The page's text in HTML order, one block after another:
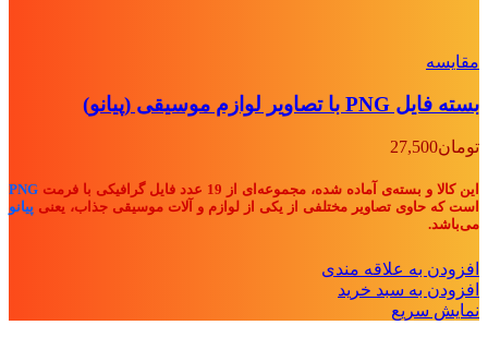
مقايسه
بسته فایل PNG با تصاویر لوازم موسیقی (پیانو)
تومان27,500
این کالا و بسته‌ی آماده شده، مجموعه‌ای از 19 عدد فایل گرافیکی با فرمت
PNG
است که حاوی تصاویر مختلفی از یکی از لوازم و آلات موسیقی جذاب، یعنی پیانو
می‌باشد.
افزودن به علاقه مندی
افزودن به سبد خرید
نمایش سریع